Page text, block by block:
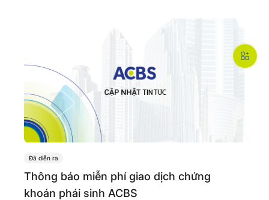
Đã diễn ra
Thông báo miễn phí giao dịch chứng
khoán phái sinh ACBS